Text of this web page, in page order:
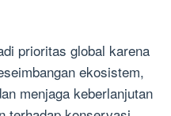
prioritas global karena
ekosistem,
menjaga keberlanjutan